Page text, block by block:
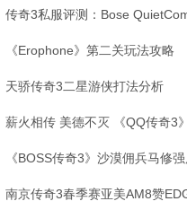
《Erophone》第二关玩法攻略
天骄传奇3二星游侠打法分析
《BOSS传奇3》沙漠佣兵马修